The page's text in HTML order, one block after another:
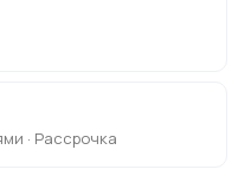
· Рассрочка